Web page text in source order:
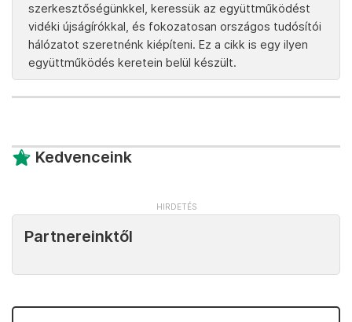
szerkesztőségünkkel, keressük az együttműködést
vidéki újságírókkal, és fokozatosan országos tudósítói
hálózatot szeretnénk kiépíteni. Ez a cikk is egy ilyen
együttműködés keretein belül készült.
Kedvenceink
Partnereinktől